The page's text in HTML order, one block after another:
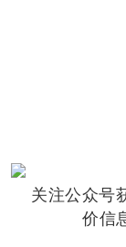
关注公众号
价信